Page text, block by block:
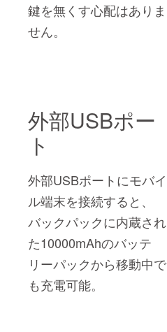
鍵を無くす心配はありま
せん。
外部USBポー
ト
外部USBポートにモバイ
ル端末を接続すると、
バックパックに内蔵され
た10000mAhのバッテ
リーパックから移動中で
も充電可能。